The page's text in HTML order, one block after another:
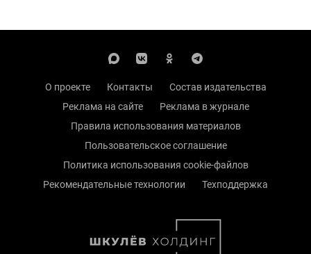
О проекте Контакты
Состав издательства
Реклама на сайте
Реклама в журнале
Правила использования материалов
Пользовательское соглашение
Политика использования cookie-файлов
Рекомендательные технологии
Техподдержка